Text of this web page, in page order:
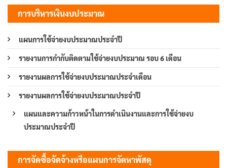
การบริหารเงินงบประมาณ
แผนการใช้จ่ายงบประมาณประจำปี
รายงานการกำกับติดตามใช้จ่ายงบประมาณ รอบ 6 เดือน
รายงานผลการใช้จ่ายงบประมาณประจำเดือน
รายงานผลการใช้จ่ายงบประมาณประจำปี
แผนและความก้าวหน้าในการดำเนินงานและการใช้จ่ายงบ
ประมาณประจำปี
การจัดซื้อจัดจ้างหรือแผนการจัดหาพัสดุ